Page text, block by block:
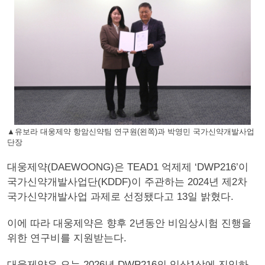
▲유보라 대웅제약 항암신약팀 연구원(왼쪽)과 박영민 국가신약개발사업
단장
대웅제약(DAEWOONG)은 TEAD1 억제제 ‘DWP216’이
국가신약개발사업단(KDDF)이 주관하는 2024년 제2차
국가신약개발사업 과제로 선정됐다고 13일 밝혔다.
이에 따라 대웅제약은 향후 2년동안 비임상시험 진행을
위한 연구비를 지원받는다.